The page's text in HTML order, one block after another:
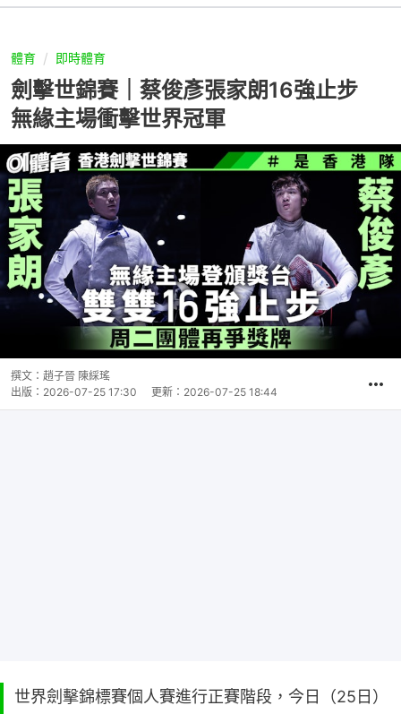
體育 即時體育
劍擊世錦賽｜蔡俊彥張家朗16強止步
無緣主場衝擊世界冠軍
撰文： 趙子晉 陳綵瑤
出版： 2026-07-25 17:30 更新： 2026-07-25 18:44
世界劍擊錦標賽個人賽進行正賽階段，今日（25日）